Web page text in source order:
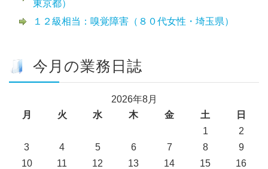
東京都）
１２級相当：嗅覚障害（８０代女性・埼玉県）
今月の業務日誌
2026年8月
月
火 水 木 金 土 日
1
2
3
4 5 6 7 8
9
10
11 12 13 14 15
16